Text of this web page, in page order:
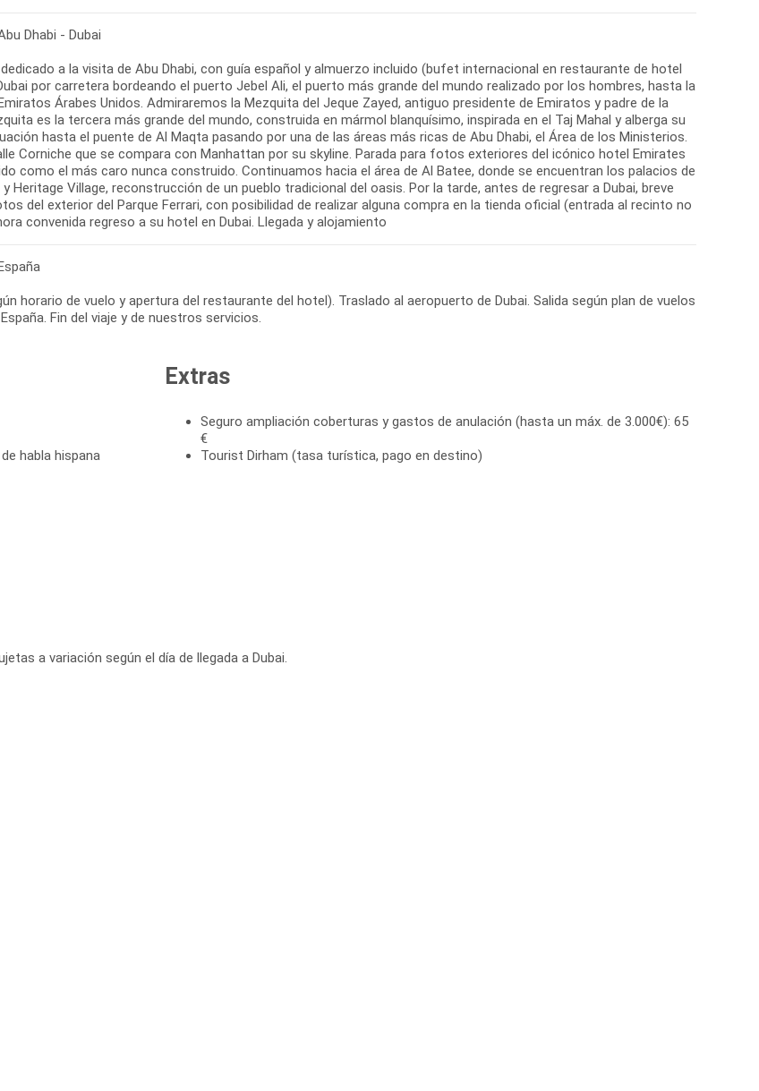
Dhabi - Dubai
dedicado a la visita de Abu Dhabi, con guía español y almuerzo incluido (bufet internacional en restaurante de hotel
por carretera bordeando el puerto Jebel Ali, el puerto más grande del mundo realizado por los hombres, hasta la
Árabes Unidos. Admiraremos la Mezquita del Jeque Zayed, antiguo presidente de Emiratos y padre de la
es la tercera más grande del mundo, construida en mármol blanquísimo, inspirada en el Taj Mahal y alberga su
hasta el puente de Al Maqta pasando por una de las áreas más ricas de Abu Dhabi, el Área de los Ministerios.
Corniche que se compara con Manhattan por su skyline. Parada para fotos exteriores del icónico hotel Emirates
como el más caro nunca construido. Continuamos hacia el área de Al Batee, donde se encuentran los palacios de
y Heritage Village, reconstrucción de un pueblo tradicional del oasis. Por la tarde, antes de regresar a Dubai, breve
del exterior del Parque Ferrari, con posibilidad de realizar alguna compra en la tienda oficial (entrada al recinto no
convenida regreso a su hotel en Dubai. Llegada y alojamiento
horario de vuelo y apertura del restaurante del hotel). Traslado al aeropuerto de Dubai. Salida según plan de vuelos
Fin del viaje y de nuestros servicios.
habla hispana
Extras
Seguro ampliación coberturas y gastos de anulación (hasta un máx. de 3.000€): 65
€
Tourist Dirham (tasa turística, pago en destino)
a variación según el día de llegada a Dubai.